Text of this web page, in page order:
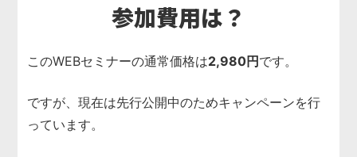
参加費用は？
このWEBセミナーの通常価格は2,980円 です。
ですが、現在は先行公開中のためキャンペーンを行
っています。